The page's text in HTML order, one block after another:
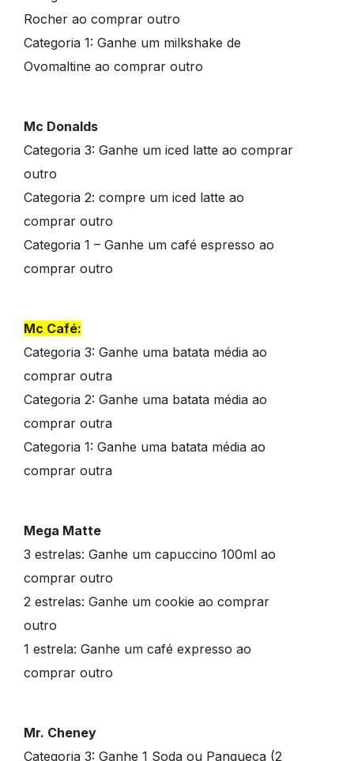
Rocher ao comprar outro
Categoria 1: Ganhe um milkshake de
Ovomaltine ao comprar outro
Mc Donalds
Categoria 3: Ganhe um iced latte ao comprar
outro
Categoria 2: compre um iced latte ao
comprar outro
Categoria 1 – Ganhe um café espresso ao
comprar outro
Mc Café:
Categoria 3: Ganhe uma batata média ao
comprar outra
Categoria 2: Ganhe uma batata média ao
comprar outra
Categoria 1: Ganhe uma batata média ao
comprar outra
Mega Matte
3 estrelas: Ganhe um capuccino 100ml ao
comprar outro
2 estrelas: Ganhe um cookie ao comprar
outro
1 estrela: Ganhe um café expresso ao
comprar outro
Mr. Cheney
Categoria 3: Ganhe 1 Soda ou Panqueca (2